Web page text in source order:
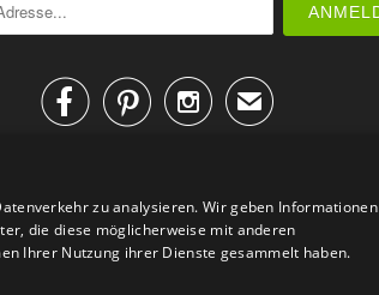
✉
zu analysieren. Wir geben Informationen
die diese möglicherweise mit anderen
Ihrer Nutzung ihrer Dienste gesammelt haben.